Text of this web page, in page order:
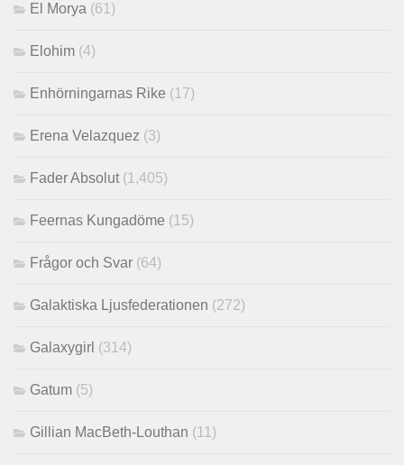
El Morya (61)
Elohim (4)
Enhörningarnas Rike (17)
Erena Velazquez (3)
Fader Absolut(1,405)
Feernas Kungadöme (15)
Frågor och Svar (64)
Galaktiska Ljusfederationen (272)
Galaxygirl (314)
Gatum (5)
Gillian MacBeth-Louthan (11)